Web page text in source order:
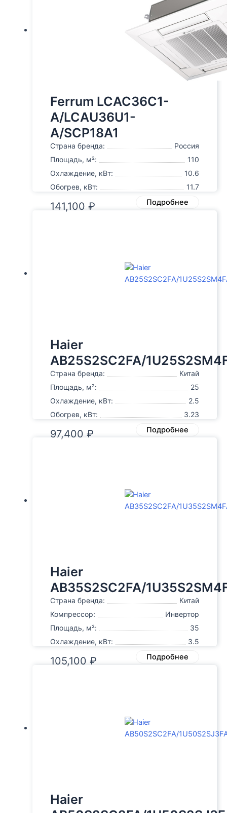
Ferrum LCAC36C1-
A/LCAU36U1-
A/SCP18A1
Страна бренда:
Россия
Площадь, м²:
110
Охлаждение, кВт:
10.6
Обогрев, кВт:
11.7
141,100 ₽ Подробнее
Haier
AB25S2SC2FA/
Страна бренда:
Китай
Площадь, м²:
25
Охлаждение, кВт:
2.5
Обогрев, кВт:
3.23
97,400 ₽ Подробнее
Haier
AB35S2SC2FA/
Страна бренда:
Китай
Компрессор:
Инвертор
Площадь, м²:
35
Охлаждение, кВт:
3.5
105,100 ₽ Подробнее
Haier